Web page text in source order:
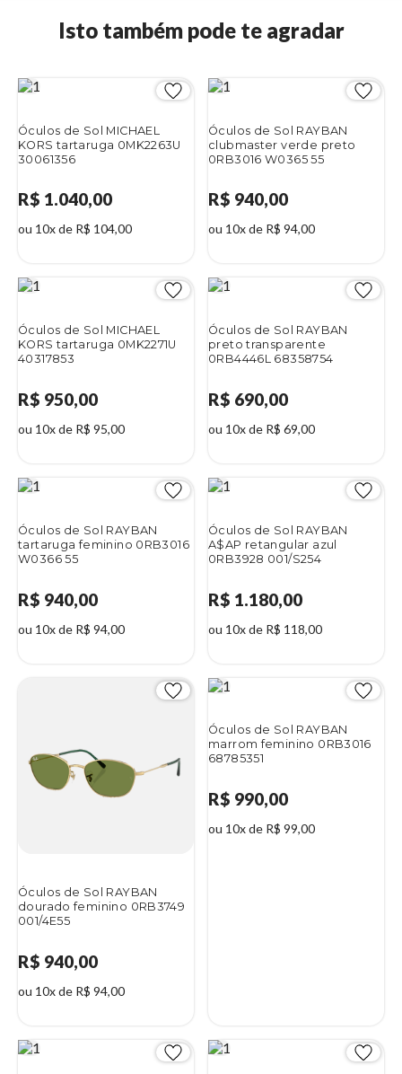
Isto também pode te agradar
Óculos de Sol MICHAEL
KORS tartaruga 0MK2263U
30061356
R$ 1.040,00
ou 10x de R$ 104,00
Óculos de Sol RAYBAN
clubmaster verde preto
0RB3016 W0365 55
R$ 940,00
ou 10x de R$ 94,00
Óculos de Sol MICHAEL
KORS tartaruga 0MK2271U
40317853
R$ 950,00
ou 10x de R$ 95,00
Óculos de Sol RAYBAN
preto transparente
0RB4446L 68358754
R$ 690,00
ou 10x de R$ 69,00
Óculos de Sol RAYBAN
tartaruga feminino 0RB3016
W0366 55
R$ 940,00
ou 10x de R$ 94,00
Óculos de Sol RAYBAN
A$AP retangular azul
0RB3928 001/S254
R$ 1.180,00
ou 10x de R$ 118,00
Óculos de Sol RAYBAN
dourado feminino 0RB3749
001/4E55
R$ 940,00
ou 10x de R$ 94,00
Óculos de Sol RAYBAN
marrom feminino 0RB3016
68785351
R$ 990,00
ou 10x de R$ 99,00